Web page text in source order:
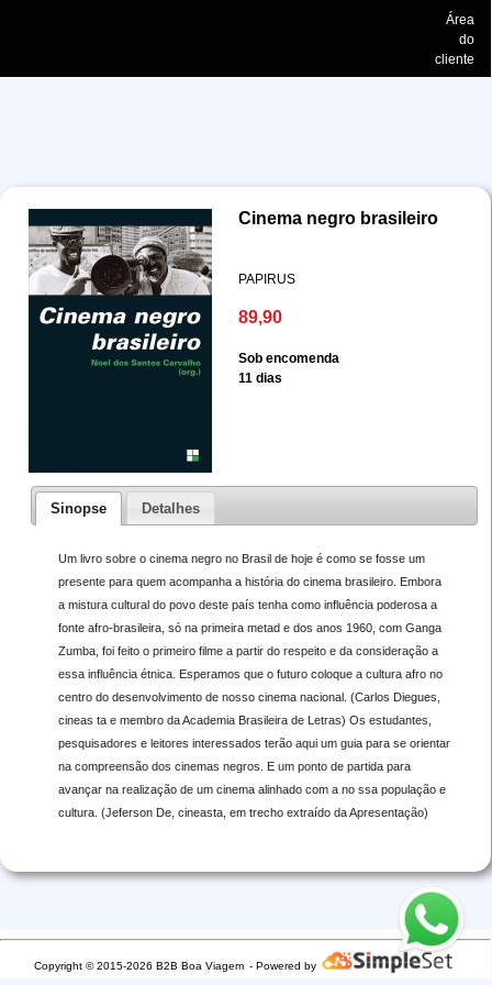
Área
do
cliente
Cinema negro brasileiro
PAPIRUS
89,90
Sob encomenda
11 dias
Sinopse Detalhes
Um livro sobre o cinema negro no Brasil de hoje é como se fosse um
presente para quem acompanha a história do cinema brasileiro. Embora
a mistura cultural do povo deste país tenha como influência poderosa a
fonte afro-brasileira, só na primeira metad e dos anos 1960, com Ganga
Zumba, foi feito o primeiro filme a partir do respeito e da consideração a
essa influência étnica. Esperamos que o futuro coloque a cultura afro no
centro do desenvolvimento de nosso cinema nacional. (Carlos Diegues,
cineas ta e membro da Academia Brasileira de Letras) Os estudantes,
pesquisadores e leitores interessados terão aqui um guia para se orientar
na compreensão dos cinemas negros. E um ponto de partida para
avançar na realização de um cinema alinhado com a no ssa população e
cultura. (Jeferson De, cineasta, em trecho extraído da Apresentação)
Copyright © 2015-2026 B2B Boa Viagem - Powered by